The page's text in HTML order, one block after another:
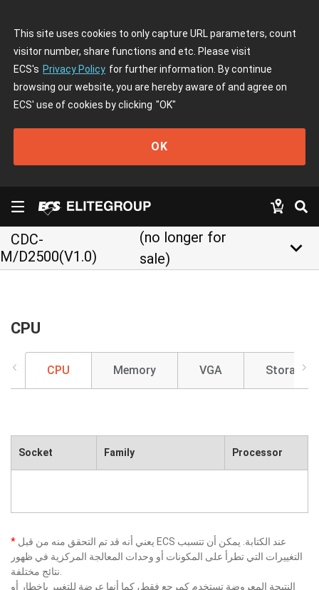
This site uses cookies to only capture URL parameters, count
visitor number, share functions and etc. Please visit
ECS's Privacy Policy for further information. By continue
browsing our website, you are hereby aware of and agree on
ECS' use of cookies by clicking "OK"
OK
CDC-
M/D2500(V1.0)
(no longer for
sale)
keyboard_arrow_down
CPU
CPU Memory VGA Storage
Socket Family Processor
*
التغييرات التي تطرأ على المكونات أو وحدات المعالجة المركزية في ظهور
النتيجة المعروضة تستخدم كمرجع فقط، كما أنها عرضة للتغيير بإخطار أو